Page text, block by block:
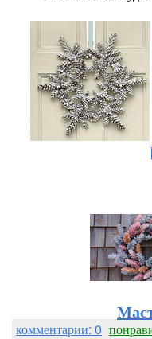
комментарии: 0